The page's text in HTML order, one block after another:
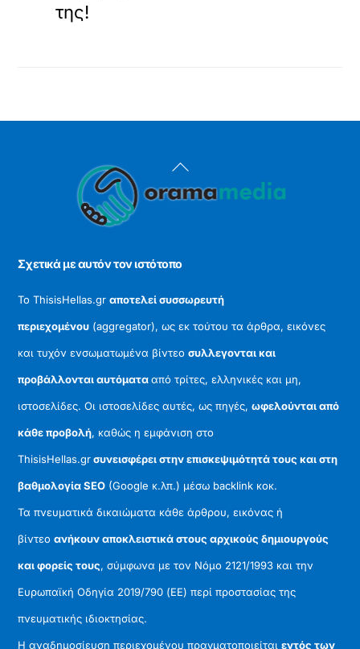
της!
Back
To
Σχετικά με αυτόν τον ιστότοπο
Το ThisisHellas.grαποτελεί συσσωρευτή
περιεχομένου (aggregator), ως εκ τούτου τα άρθρα, εικόνες
και τυχόν ενσωματωμένα βίντεοσυλλεγονται και
προβάλλονται αυτόματααπό τρίτες, ελληνικές και μη,
ιστοσελίδες. Οι ιστοσελίδες αυτές, ως πηγές,ωφελούνται από
κάθε προβολή, καθώς η εμφάνιση στο
ThisisHellas.grσυνεισφέρει στην επισκεψιμότητά τους και στη
βαθμολογία SEO (Google κ.λπ.) μέσω backlink κοκ.
Τα πνευματικά δικαιώματα κάθε άρθρου, εικόνας ή
βίντεοανήκουν αποκλειστικά στους αρχικούς δημιουργούς
και φορείς τους, σύμφωνα με τον Νόμο 2121/1993 και την
Ευρωπαϊκή Οδηγία 2019/790 (ΕΕ) περί προστασίας της
πνευματικής ιδιοκτησίας.
Η αναδημοσίευση περιεχομένου πραγματοποιείταιεντός των